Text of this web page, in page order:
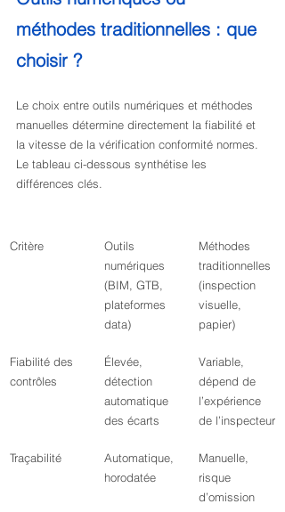
méthodes traditionnelles : que
choisir ?
Le choix entre outils numériques et méthodes
manuelles détermine directement la fiabilité et
la vitesse de la vérification conformité normes.
Le tableau ci-dessous synthétise les
différences clés.
Critère
Outils
numériques
(BIM, GTB,
plateformes
data)
Méthodes
traditionnelles
(inspection
visuelle,
papier)
Fiabilité des
contrôles
Élevée,
détection
automatique
des écarts
Variable,
dépend de
l’expérience
de l’inspecteur
Traçabilité
Automatique,
horodatée
Manuelle,
risque
d’omission